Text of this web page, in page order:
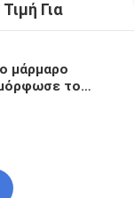
Για
μάρμαρο
το